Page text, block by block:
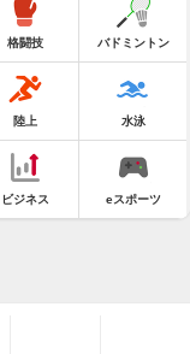
格闘技 バドミントン
陸上 水泳
ビジネス eスポーツ